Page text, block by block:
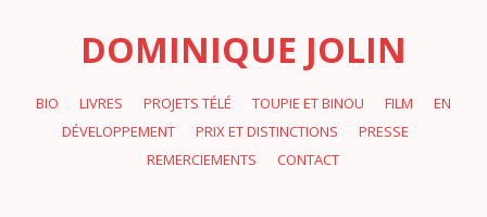
DOMINIQUE JOLIN
BIO LIVRES PROJETS TÉLÉ TOUPIE ET BINOU FILM
EN
DÉVELOPPEMENT
PRIX ET DISTINCTIONS
PRESSE
REMERCIEMENTS
CONTACT